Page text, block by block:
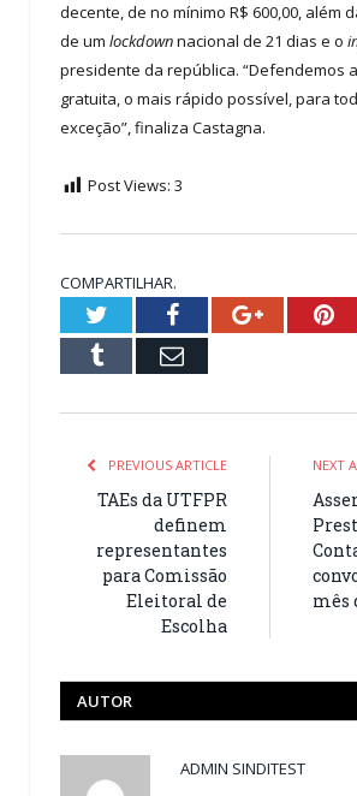
decente, de no mínimo R$ 600,00, além
de um lockdownnacional de 21 dias e o
presidente da república. “Defendemos
gratuita, o mais rápido possível, para
exceção”, finaliza Castagna.
Post Views: 3
COMPARTILHAR.
TwitterFacebookGoogle+
Tumblr Email
PREVIOUS ARTICLE
TAEs da UTFPR
definem
representantes
para Comissão
Eleitoral de
Escolha
NEXT
mês
AUTOR
ADMIN SINDITEST